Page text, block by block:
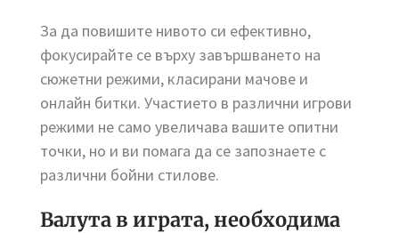
За да повишите нивото си ефективно,
фокусирайте се върху завършването на
сюжетни режими, класирани мачове и
онлайн битки. Участието в различни игрови
режими не само увеличава вашите опитни
точки, но и ви помага да се запознаете с
различни бойни стилове.
Валута в играта, необходима